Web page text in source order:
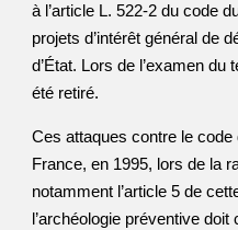
à l’article L. 522-2 du code
projets d’intérêt général de
d’État. Lors de l’examen
été retiré.
Ces attaques contre le
France, en 1995, lors de la
notamment l’article 5 de
l’archéologie préventive